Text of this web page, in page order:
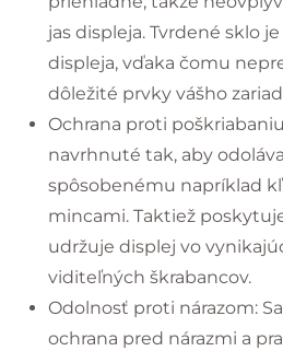
jas displeja. Tvrdené sklo
displeja, vďaka čomu
dôležité prvky vášho
Ochrana proti
navrhnuté tak, aby
spôsobenému napríklad
mincami. Taktiež
udržuje displej vo
viditeľných škrabancov.
Odolnosť proti nárazom:
ochrana pred nárazmi a